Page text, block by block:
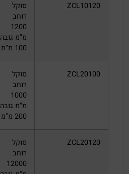
ZCL10120
סוקל
רוחב
1200
מ"מ גובה
100 מ"מ
ZCL20100
סוקל
רוחב
1000
מ"מ גובה
200 מ"מ
ZCL20120
סוקל
רוחב
12000